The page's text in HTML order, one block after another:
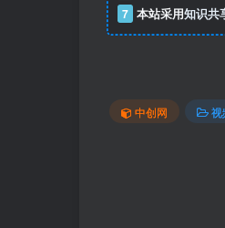
7 本站采用知识共
中创网 视